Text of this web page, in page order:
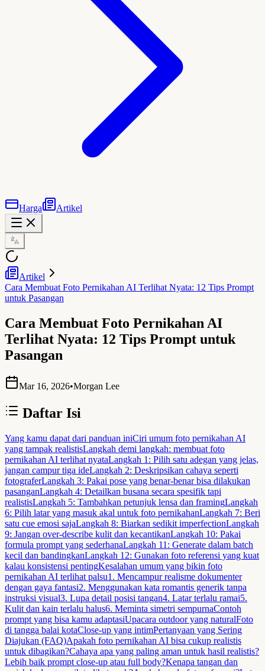
Harga Artikel
Artikel
Cara Membuat Foto Pernikahan AI Terlihat Nyata: 12 Tips Prompt
untuk Pasangan
Cara Membuat Foto Pernikahan AI
Terlihat Nyata: 12 Tips Prompt untuk
Pasangan
Mar 16, 2026•Morgan Lee
Daftar Isi
Yang kamu dapat dari panduan iniCiri umum foto pernikahan AI
yang tampak realistisLangkah demi langkah: membuat foto
pernikahan AI terlihat nyataLangkah 1: Pilih satu adegan yang jelas,
jangan campur tiga ideLangkah 2: Deskripsikan cahaya seperti
fotograferLangkah 3: Pakai pose yang benar-benar bisa dilakukan
pasanganLangkah 4: Detailkan busana secara spesifik tapi
realistisLangkah 5: Tambahkan petunjuk lensa dan framingLangkah
6: Pilih latar yang masuk akal untuk foto pernikahanLangkah 7: Beri
satu cue emosi sajaLangkah 8: Biarkan sedikit imperfectionLangkah
9: Jangan over-describe kulit dan kecantikanLangkah 10: Pakai
formula prompt yang sederhanaLangkah 11: Generate dalam batch
kecil dan bandingkanLangkah 12: Gunakan foto referensi yang kuat
kalau konsistensi pentingKesalahan umum yang bikin foto
pernikahan AI terlihat palsu1. Mencampur realisme dokumenter
dengan gaya fantasi2. Menggunakan kata romantis generik tanpa
instruksi visual3. Lupa detail posisi tangan4. Latar terlalu ramai5.
Kulit dan kain terlalu halus6. Meminta simetri sempurnaContoh
prompt yang bisa kamu adaptasiUpacara outdoor yang naturalFoto
di tangga balai kotaClose-up yang intimPertanyaan yang Sering
Diajukan (FAQ)Apakah foto pernikahan AI bisa cukup realistis
untuk dibagikan?Cahaya apa yang paling aman untuk hasil realistis?
Lebih baik prompt close-up atau full body?Kenapa tangan dan